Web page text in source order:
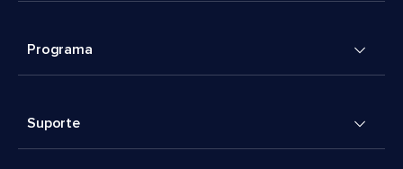
Programa
Suporte